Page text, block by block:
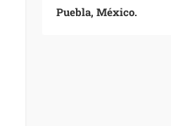
Puebla, México.